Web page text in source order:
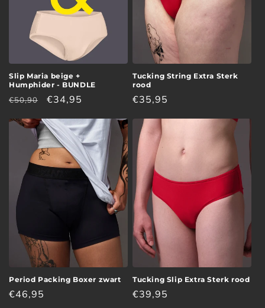
Slip Maria beige +
Humphider - BUNDLE
Normale
€50,90 Aanbiedingsprijs
€34,95
Tucking String Extra Sterk
rood
Normale
€35,95
Period Packing Boxer zwart
Normale
€46,95
Tucking Slip Extra Sterk rood
Normale
€39,95